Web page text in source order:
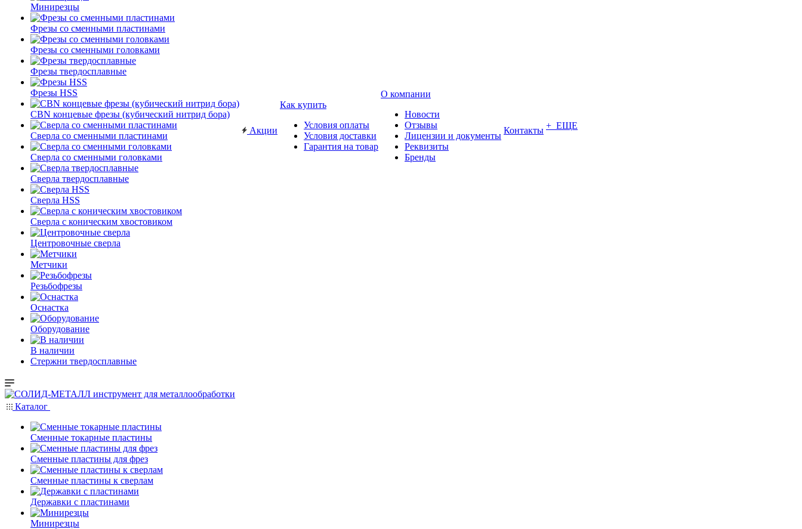
Минирезцы
Фрезы со сменными пластинами
Фрезы со сменными головками
Фрезы твердосплавные
Фрезы HSS
CBN концевые фрезы (кубический нитрид бора)
Сверла со сменными пластинами
Сверла со сменными головками
Сверла твердосплавные
Сверла HSS
Сверла с коническим хвостовиком
Центровочные сверла
Метчики
Резьбофрезы
Оснастка
Оборудование
В наличии
Стержни твердосплавные
Акции
Как купить
Условия оплаты
Условия доставки
Гарантия на товар
О компании
Новости
Отзывы
Лицензии и документы
Реквизиты
Бренды
Контакты + ЕЩЕ
Каталог
Сменные токарные пластины
Сменные пластины для фрез
Сменные пластины к сверлам
Державки с пластинами
Минирезцы